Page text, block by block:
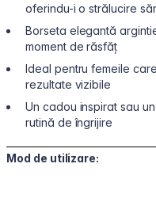
oferindu-i o strălucire
Borseta elegantă
moment de răsfăț
Ideal pentru femeile
rezultate vizibile
Un cadou inspirat sau
rutină de îngrijire
Mod de utilizare: